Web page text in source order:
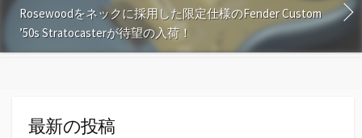
Rosewoodをネックに採用した限定仕様のFender Custom
’50s Stratocasterが待望の入荷！
最新の投稿